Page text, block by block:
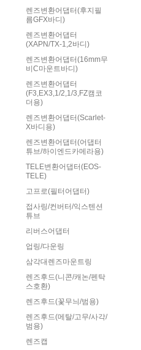
렌즈변환어댑터(후지필
름GFX바디)
렌즈변환어댑터
(XAPN/TX-1,2바디)
렌즈변환어댑터(16mm무
비C마운트바디)
렌즈변환어댑터
(F3,EX3,1/2,1/3,FZ캠코
더용)
렌즈변환어댑터(Scarlet-
X바디용)
렌즈변환어댑터(어댑터
튜브/하이엔드카메라용)
TELE변환어댑터(EOS-
TELE)
고프로(필터어댑터)
접사링/컨버터/익스텐션
튜브
리버스어댑터
업링/다운링
삼각대렌즈마운트링
렌즈후드(니콘/캐논/펜탁
스호환)
렌즈후드(꽃무늬/범용)
렌즈후드(메탈/고무/사각/
범용)
렌즈캡